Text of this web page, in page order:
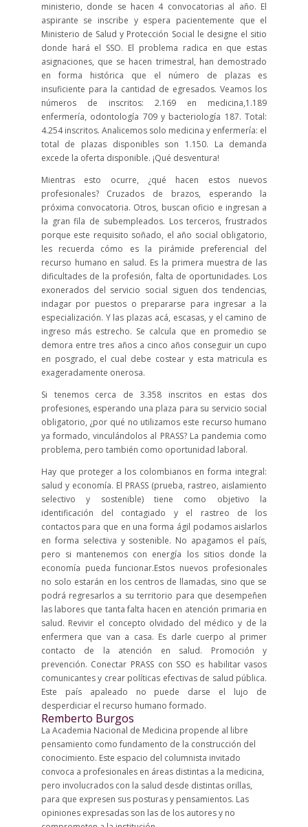
ministerio, donde se hacen 4 convocatorias al año. El
aspirante se inscribe y espera pacientemente que el
Ministerio de Salud y Protección Social le designe el sitio
donde hará el SSO. El problema radica en que estas
asignaciones, que se hacen trimestral, han demostrado
en forma histórica que el número de plazas es
insuficiente para la cantidad de egresados. Veamos los
números de inscritos: 2.169 en medicina,1.189
enfermería, odontología 709 y bacteriología 187. Total:
4.254 inscritos. Analicemos solo medicina y enfermería: el
total de plazas disponibles son 1.150. La demanda
excede la oferta disponible. ¡Qué desventura!
Mientras esto ocurre, ¿qué hacen estos nuevos
profesionales? Cruzados de brazos, esperando la
próxima convocatoria. Otros, buscan oficio e ingresan a
la gran fila de subempleados. Los terceros, frustrados
porque este requisito soñado, el año social obligatorio,
les recuerda cómo es la pirámide preferencial del
recurso humano en salud. Es la primera muestra de las
dificultades de la profesión, falta de oportunidades. Los
exonerados del servicio social siguen dos tendencias,
indagar por puestos o prepararse para ingresar a la
especialización. Y las plazas acá, escasas, y el camino de
ingreso más estrecho. Se calcula que en promedio se
demora entre tres años a cinco años conseguir un cupo
en posgrado, el cual debe costear y esta matricula es
exageradamente onerosa.
Si tenemos cerca de 3.358 inscritos en estas dos
profesiones, esperando una plaza para su servicio social
obligatorio, ¿por qué no utilizamos este recurso humano
ya formado, vinculándolos al PRASS? La pandemia como
problema, pero también como oportunidad laboral.
Hay que proteger a los colombianos en forma integral:
salud y economía. El PRASS (prueba, rastreo, aislamiento
selectivo y sostenible) tiene como objetivo la
identificación del contagiado y el rastreo de los
contactos para que en una forma ágil podamos aislarlos
en forma selectiva y sostenible. No apagamos el país,
pero si mantenemos con energía los sitios donde la
economía pueda funcionar.Estos nuevos profesionales
no solo estarán en los centros de llamadas, sino que se
podrá regresarlos a su territorio para que desempeñen
las labores que tanta falta hacen en atención primaria en
salud. Revivir el concepto olvidado del médico y de la
enfermera que van a casa. Es darle cuerpo al primer
contacto de la atención en salud. Promoción y
prevención. Conectar PRASS con SSO es habilitar vasos
comunicantes y crear políticas efectivas de salud pública.
Este país apaleado no puede darse el lujo de
desperdiciar el recurso humano formado.
Remberto Burgos
La Academia Nacional de Medicina propende al libre
pensamiento como fundamento de la construcción del
conocimiento. Este espacio del columnista invitado
convoca a profesionales en áreas distintas a la medicina,
pero involucrados con la salud desde distintas orillas,
para que expresen sus posturas y pensamientos. Las
opiniones expresadas son las de los autores y no